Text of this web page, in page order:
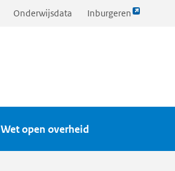
Onderwijsdata Inburgeren
Link
Wet open overheid